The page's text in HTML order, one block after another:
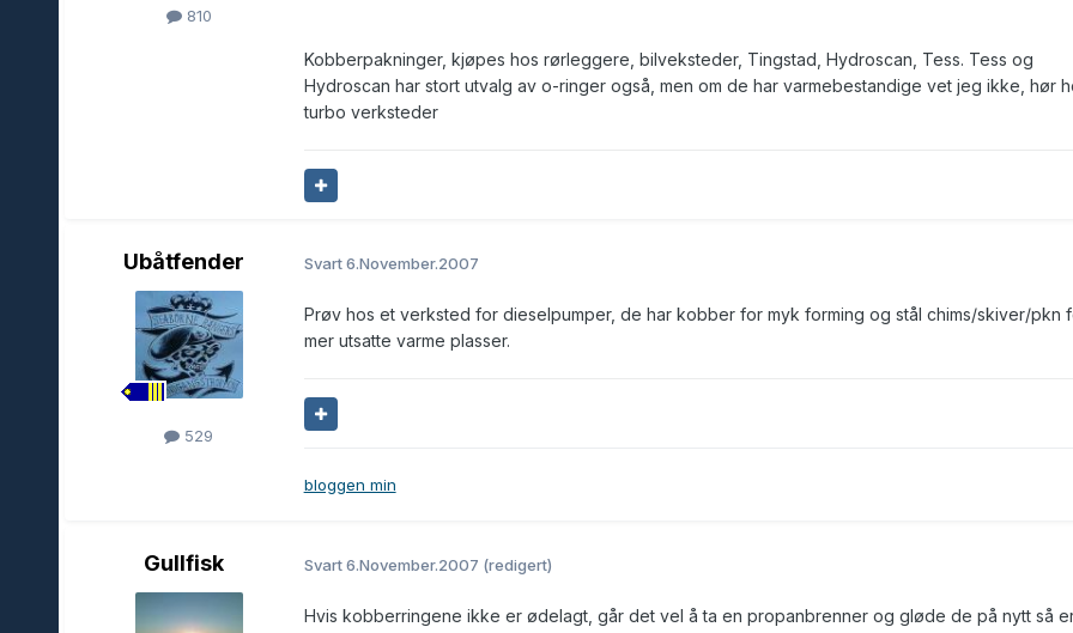
810
Kobberpakninger, kjøpes hos rørleggere, bilveksteder, Tingstad, Hydroscan, Tess. Tess og
Hydroscan har stort utvalg av o-ringer også, men om de har varmebestandige vet jeg ikke, hør
turbo verksteder
Ubåtfender
529
Svart6.November.2007
Prøv hos et verksted for dieselpumper, de har kobber for myk forming og stål chims/skiver/pkn
mer utsatte varme plasser.
bloggen min
Gullfisk Svart6.November.2007 (redigert)
Hvis kobberringene ikke er ødelagt, går det vel å ta en propanbrenner og gløde de på nytt så